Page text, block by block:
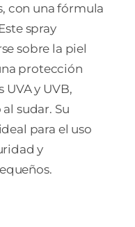
con una fórmula
spray
sobre la piel
protección
UVA y UVB,
sudar. Su
para el uso
y